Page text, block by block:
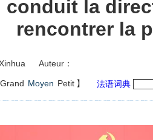
conduit la
rencontrer la
Auteur：
Grand Moyen Petit 】 法语词典